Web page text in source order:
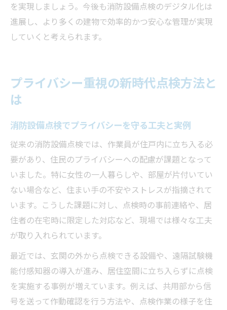
を実現しましょう。今後も消防設備点検のデジタル化は
進展し、より多くの建物で効率的かつ安心な管理が実現
していくと考えられます。
プライバシー重視の新時代点検方法と
は
消防設備点検でプライバシーを守る工夫と実例
従来の消防設備点検では、作業員が住戸内に立ち入る必
要があり、住民のプライバシーへの配慮が課題となって
いました。特に女性の一人暮らしや、部屋が片付いてい
ない場合など、住まい手の不安やストレスが指摘されて
います。こうした課題に対し、点検時の事前連絡や、居
住者の在宅時に限定した対応など、現場では様々な工夫
が取り入れられています。
最近では、玄関の外から点検できる設備や、遠隔試験機
能付感知器の導入が進み、居住空間に立ち入らずに点検
を実施する事例が増えています。例えば、共用部から信
号を送って作動確認を行う方法や、点検作業の様子を住